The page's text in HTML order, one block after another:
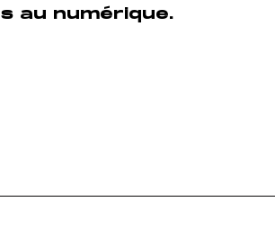
au numérique.